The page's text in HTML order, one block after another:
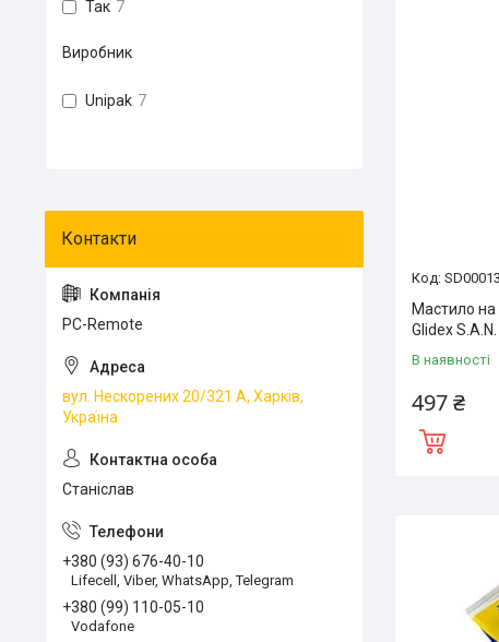
Мастило на
Glidex
В наявності
497 ₴
Так 7
Виробник
Unipak 7
PC-Remote
вул. Нескорених 20/321 А, Харків,
Україна
Станіслав
+380 (93) 676-40-10
Lifecell, Viber, WhatsApp, Telegram
+380 (99) 110-05-10
Vodafone